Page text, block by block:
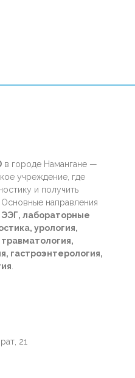
в городе Намангане —
учреждение, где
и получить
Основные направления
лабораторные
урология,
гастроэнтерология,
.
21